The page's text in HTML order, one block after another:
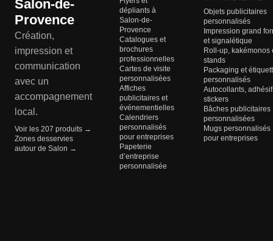
Salon-de-
Provence
Création,
impression et
communication
avec un
accompagnement
local.
Voir les 207 produits →
Zones desservies
autour de Salon →
dépliants à
Salon-de-
Provence
Catalogues et
brochures
professionnelles
Cartes de visite
personnalisées
Affiches
publicitaires et
événementielles
Calendriers
personnalisés
pour entreprises
Papeterie
d’entreprise
personnalisée
Objets publicitaires
personnalisés
Impression grand
et signalétique
Roll-up, kakémonos
stands
Packaging et
personnalisés
Autocollants,
stickers
Bâches publicitaires
personnalisées
Mugs personnalisés
pour entreprises